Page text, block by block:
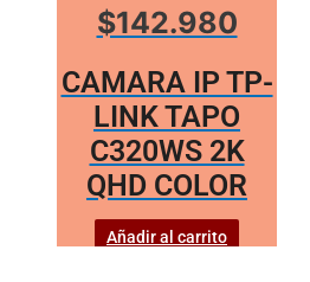
$142.980
CAMARA IP TP-
LINK TAPO
C320WS 2K
QHD COLOR
Añadir al carrito